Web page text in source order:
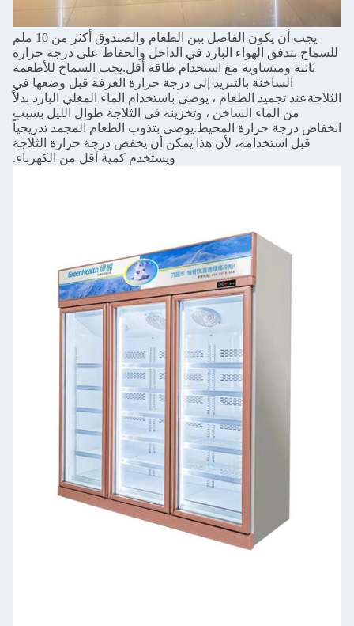
يجب أن يكون الفاصل بين الطعام والصندوق أكثر من 10 ملم
للسماح بتدفق الهواء البارد في الداخل والحفاظ على درجة حرارة
ثابتة ومتساوية مع استخدام طاقة أقل.يجب السماح للأطعمة
الساخنة بالتبريد إلى درجة حرارة الغرفة قبل وضعها في
الثلاجةعند تجميد الطعام ، يوصى باستخدام الماء المغلي البارد بدلاً
من الماء الساخن ، وتخزينه في الثلاجة طوال الليل بسبب
انخفاض درجة حرارة المحيط.يوصى بتذوب الطعام المجمد تدريجياً
قبل استخدامه، لأن هذا يمكن أن يخفض درجة حرارة الثلاجة
ويستخدم كمية أقل من الكهرباء.